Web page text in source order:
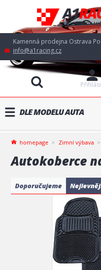
Kamenná prodejna Ostrava
info@a1racing.cz
DLE MODELU AUTA
homepage Zimní výbava
Autokoberce
Doporučujeme